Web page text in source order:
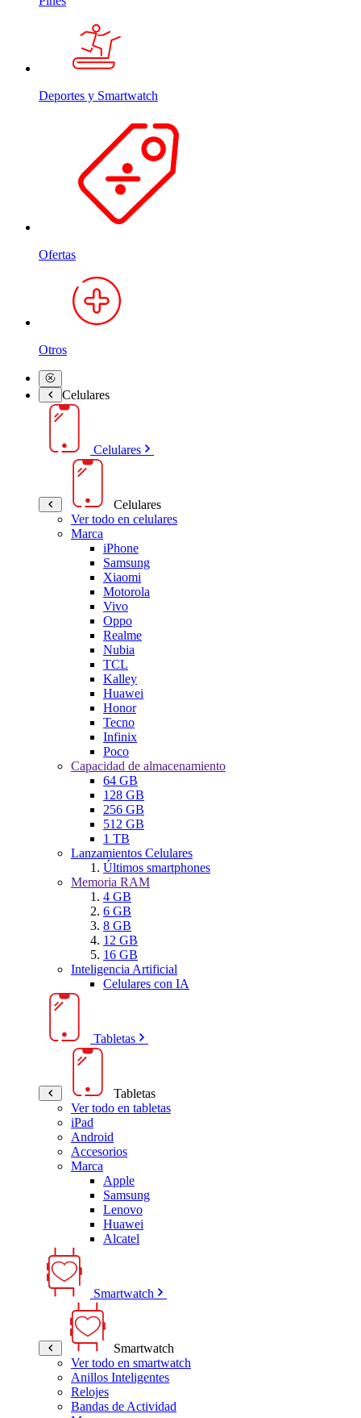
Deportes y Smartwatch
Ofertas
Otros
Celulares
Celulares
Celulares
Ver todo en celulares
Marca
iPhone
Samsung
Xiaomi
Motorola
Vivo
Oppo
Realme
Nubia
TCL
Kalley
Huawei
Honor
Tecno
Infinix
Poco
Capacidad de almacenamiento
64 GB
128 GB
256 GB
512 GB
1 TB
Lanzamientos Celulares
Últimos smartphones
Memoria RAM
4 GB
6 GB
8 GB
12 GB
16 GB
Inteligencia Artificial
Celulares con IA
Tabletas
Tabletas
Ver todo en tabletas
iPad
Android
Accesorios
Marca
Apple
Samsung
Lenovo
Huawei
Alcatel
Smartwatch
Smartwatch
Ver todo en smartwatch
Anillos Inteligentes
Relojes
Bandas de Actividad